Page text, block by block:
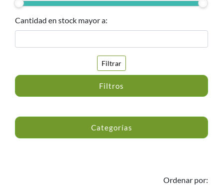
Cantidad en stock mayor a:
Filtrar
Filtros
Categorías
Ordenar por: